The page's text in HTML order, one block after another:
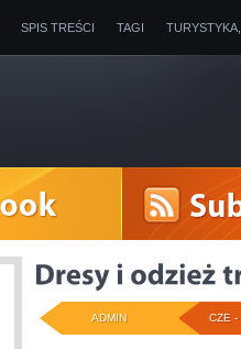
SPIS TREŚCI TAGI
CZE -
ADMIN